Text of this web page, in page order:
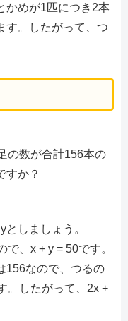
かめが1匹につき2本
す。したがって、つ
の数が合計156本の
すか？
しましょう。
、x + y = 50です。
156なので、つるの
。したがって、2x +